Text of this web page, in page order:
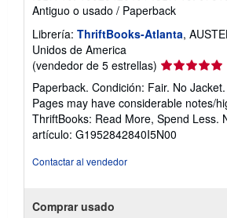
Antiguo o usado / Paperback
Librería: ThriftBooks-Atlanta,
Unidos de America
(vendedor de 5 estrellas) Calificación
del
vendedor:
5
de
5
Paperback. Condición: Fair. No
Pages may have considerable notes/
ThriftBooks: Read More, Spend Less.
artículo: G1952842840I5N00
Contactar al vendedor
Comprar usado